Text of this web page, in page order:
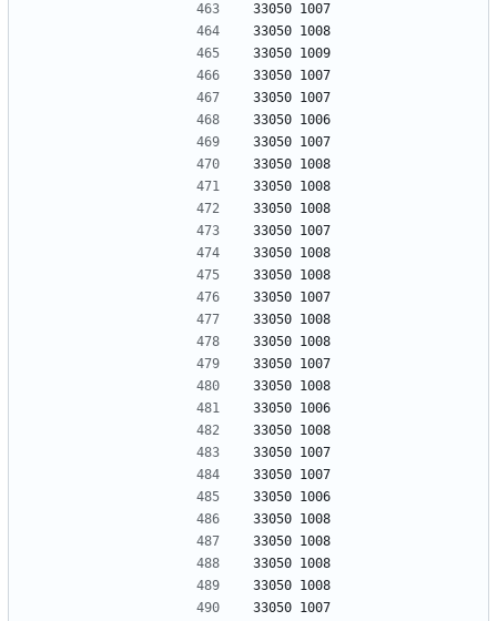
33050 1007
33050 1008
33050 1009
33050 1007
33050 1007
33050 1006
33050 1007
33050 1008
33050 1008
33050 1008
33050 1007
33050 1008
33050 1008
33050 1007
33050 1008
33050 1008
33050 1007
33050 1008
33050 1006
33050 1008
33050 1007
33050 1007
33050 1006
33050 1008
33050 1008
33050 1008
33050 1008
33050 1007